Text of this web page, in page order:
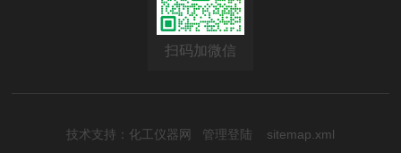
扫码加微信
技术支持： 化工仪器网 管理登陆 sitemap.xml